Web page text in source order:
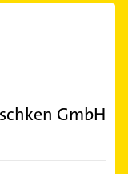
GmbH